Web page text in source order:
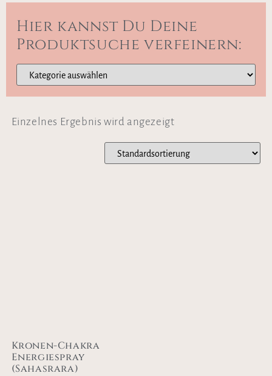
Hier kannst Du Deine
Produktsuche verfeinern:
Einzelnes Ergebnis wird angezeigt
Kronen-Chakra
Energiespray
(Sahasrara)